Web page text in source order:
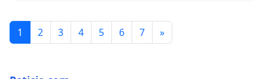
1 2 3 4 5 6 7 »